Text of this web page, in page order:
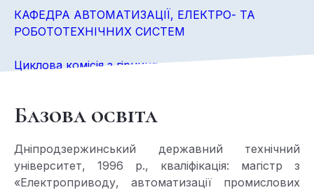
КАФЕДРА АВТОМАТИЗАЦІЇ, ЕЛЕКТРО- ТА
РОБОТОТЕХНІЧНИХ СИСТЕМ
Циклова комісія з гірництва та електроінженерії
Базова освіта
Дніпродзержинський державний технічний
університет, 1996 р., кваліфікація: магістр з
«Електроприводу, автоматизації промислових